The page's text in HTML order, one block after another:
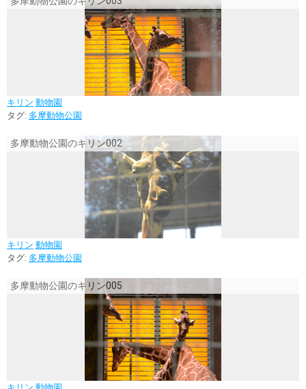
キリン 動物園
タグ: 多摩動物公園
多摩動物公園のキリン002
キリン 動物園
タグ: 多摩動物公園
多摩動物公園のキリン005